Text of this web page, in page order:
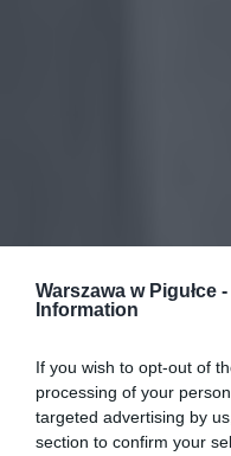
Warszawa w Pigułce -
Information
If you wish to opt-out of
processing of your
targeted advertising by
section to confirm your